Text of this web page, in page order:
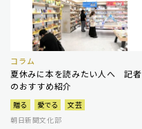
コラム
夏休みに本を読みたい人へ 記者
のおすすめ紹介
贈る 愛でる
文芸
朝日新聞文化部